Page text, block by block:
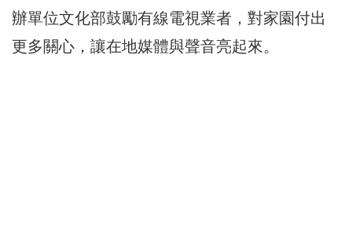
辦單位文化部鼓勵有線電視業者，對家園付出
更多關心，讓在地媒體與聲音亮起來。